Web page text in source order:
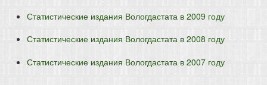
Статистические издания Вологдастата в 2009 году
Статистические издания Вологдастата в 2008 году
Статистические издания Вологдастата в 2007 году